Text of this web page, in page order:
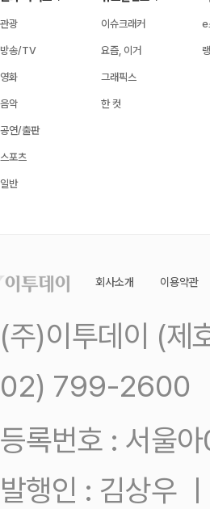
관광
방송/TV
영화
음악
공연/출판
스포츠
일반
이슈크래커
요즘, 이거
그래픽스
한 컷
e
회사소개 이용약관
(주)이투데이 (제
02) 799-2600
등록번호 : 서울
발행인 : 김상우